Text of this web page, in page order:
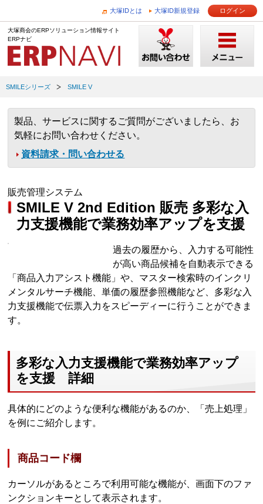
大塚IDとは 大塚ID新規登録 ログイン
大塚商会のERPソリューション情報サイト
ERPナビ
SMILEシリーズ SMILE V
製品、サービスに関するご質問がございましたら、お
気軽にお問い合わせください。
資料請求・問い合わせる
販売管理システム
SMILE V 2nd Edition 販売 多彩な入
力支援機能で業務効率アップを支援
過去の履歴から、入力する可能性
が高い商品候補を自動表示できる
「商品入力アシスト機能」や、マスター検索時のインクリ
メンタルサーチ機能、単価の履歴参照機能など、多彩な入
力支援機能で伝票入力をスピーディーに行うことができま
す。
多彩な入力支援機能で業務効率アップ
を支援 詳細
具体的にどのような便利な機能があるのか、「売上処理」
を例にご紹介します。
商品コード欄
カーソルがあるところで利用可能な機能が、画面下のファ
ンクションキーとして表示されます。